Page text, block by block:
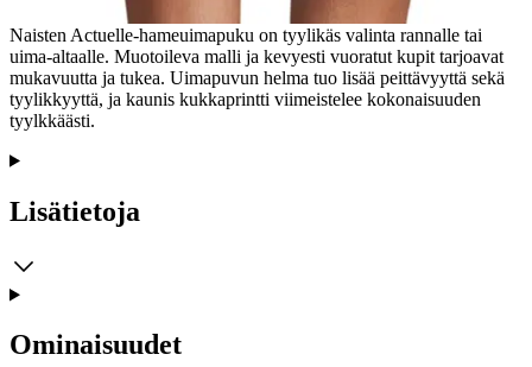
Naisten Actuelle-hameuimapuku on tyylikäs valinta rannalle tai
uima-altaalle. Muotoileva malli ja kevyesti vuoratut kupit tarjoavat
mukavuutta ja tukea. Uimapuvun helma tuo lisää peittävyyttä sekä
tyylikkyyttä, ja kaunis kukkaprintti viimeistelee kokonaisuuden
tyylkkäästi.
Lisätietoja
Ominaisuudet